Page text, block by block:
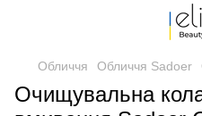
Обличчя Обличчя Sadoer
Очищувальна